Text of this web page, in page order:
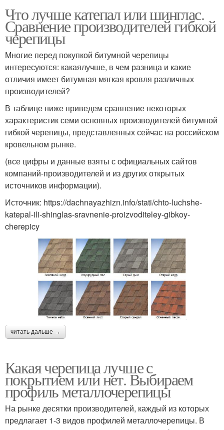
Что лучше катепал или шинглас.
Сравнение производителей гибкой
черепицы
Многие перед покупкой битумной черепицы
интересуются: какаялучше, в чем разница и какие
отличия имеет битумная мягкая кровля различных
производителей?
В таблице ниже приведем сравнение некоторых
характеристик семи основных производителей битумной
гибкой черепицы, представленных сейчас на российском
кровельном рынке.
(все цифры и данные взяты с официальных сайтов
компаний-производителей и из других открытых
источников информации).
Источник: https://dachnayazhizn.info/stati/chto-luchshe-
katepal-ili-shinglas-sravnenie-proizvoditeley-gibkoy-
cherepicy
читать дальше →
Какая черепица лучше с
покрытием или нет. Выбираем
профиль металлочерепицы
На рынке десятки производителей, каждый из которых
предлагает 1-3 видов профилей металлочерепицы. В